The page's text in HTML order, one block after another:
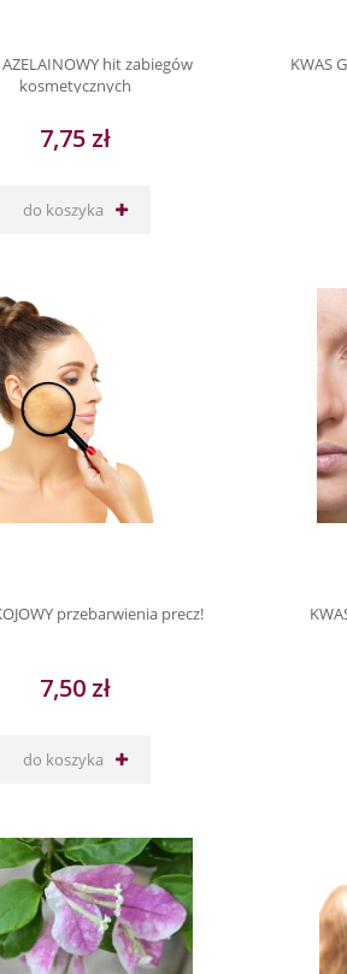
AZELAINOWY hit zabiegów
kosmetycznych
7,75 zł
do koszyka
KWAS
przebarwienia precz!
7,50 zł
do koszyka